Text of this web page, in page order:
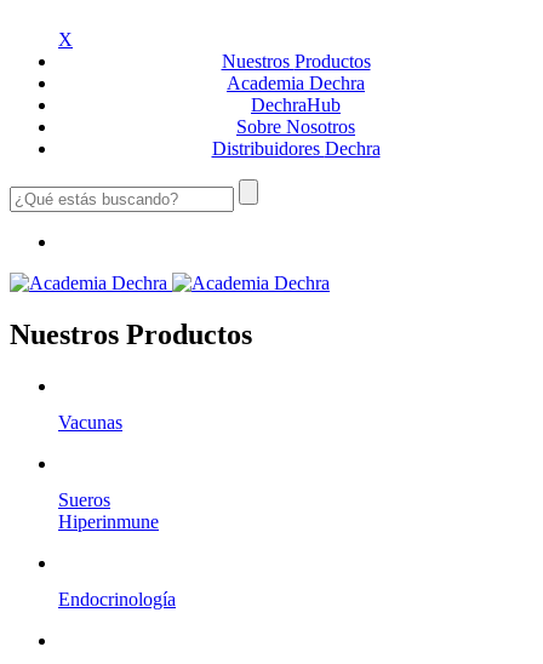
X
Nuestros Productos
Academia Dechra
DechraHub
Sobre Nosotros
Distribuidores Dechra
Nuestros Productos
Vacunas
Sueros
Hiperinmune
Endocrinología